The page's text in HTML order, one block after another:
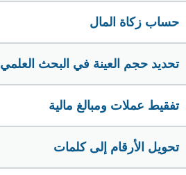
حساب زكاة المال
تحديد حجم العينة في البحث العلمي
تفقيط عملات ومبالغ مالية
تحويل الأرقام إلى كلمات